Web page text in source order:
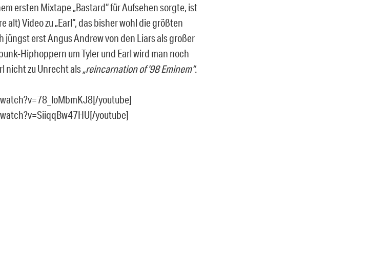
ersten Mixtape „Bastard“ für Aufsehen sorgte, ist
alt) Video zu „Earl“, das bisher wohl die größten
jüngst erst Angus Andrew von den Liars als großer
Hiphoppern um Tyler und Earl wird man noch
nicht zu Unrecht als„reincarnation of ’98 Eminem“.
youtube]
youtube]